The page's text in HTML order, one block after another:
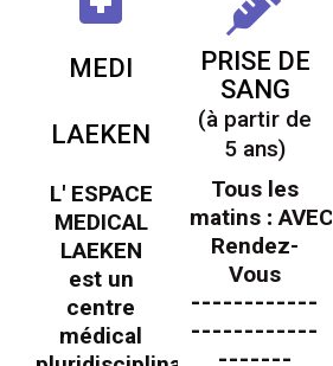
MEDI
LAEKEN
L' ESPACE
MEDICAL
LAEKEN
est un
centre
médical
PRISE DE
SANG
(à partir de
5 ans)
Tous les
matins :AVEC
Rendez-
Vous
------------
------------
-------